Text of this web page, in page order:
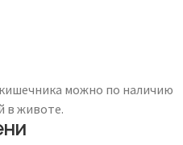
можно по наличию
в животе.